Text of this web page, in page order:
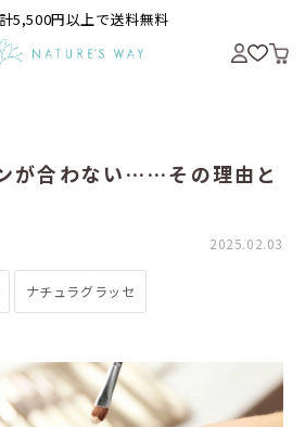
5,500円以上で送料無料
が合わない……その理由と
2025.02.03
ナチュラグラッセ